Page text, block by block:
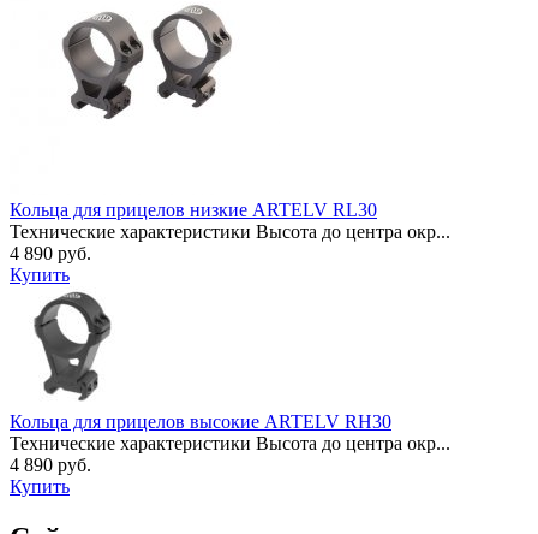
Кольца для прицелов низкие ARTELV RL30
Технические характеристики Высота до центра окр...
4 890 руб.
Купить
Кольца для прицелов высокие ARTELV RH30
Технические характеристики Высота до центра окр...
4 890 руб.
Купить